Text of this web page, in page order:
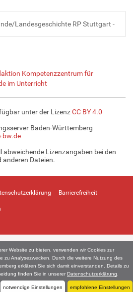
Website zu bieten, verwenden wir Cookies zur
zu Analysezwecken. Durch die weitere Nutzung des
erklären Sie sich damit einverstanden. Details zu
finden Sie in unserer Datenschutzerklärung
notwendige Einstellungen empfohlene Einstellungen
Landesgeschichte RP Stuttgart -
Kompetenzzentrum für
im Unterricht
unter der LizenzCC BY 4.0
Baden-Württemberg
bw.de
abweichende Lizenzangaben bei den
anderen Dateien.
Barrierefreiheit